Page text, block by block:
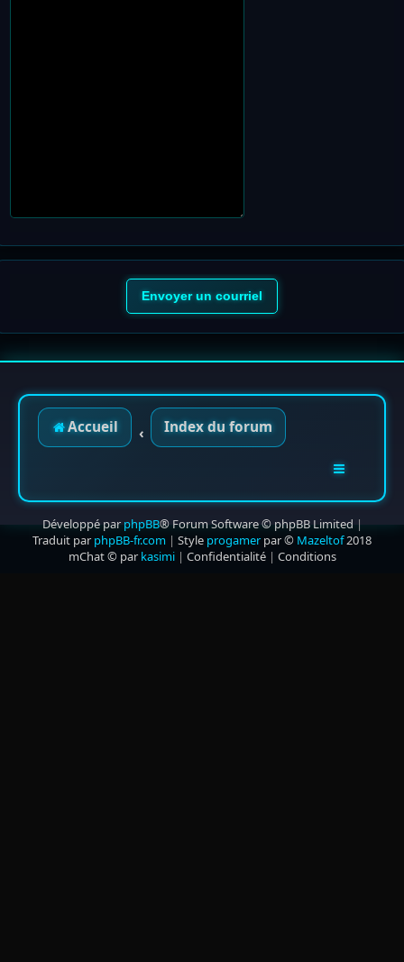
Accueil Index du forum
Développé parphpBB® Forum Software © phpBB Limited |
Traduit par phpBB-fr.com | Style progamerpar © Mazeltof2018
mChat © par kasimi| Confidentialité| Conditions